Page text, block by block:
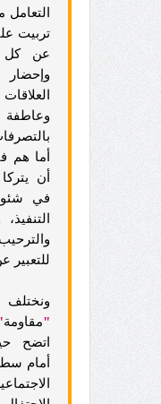
تربيت
عن كل
أما هم
أن
في
للتعبير
"مقاومة
اتضح
أمام